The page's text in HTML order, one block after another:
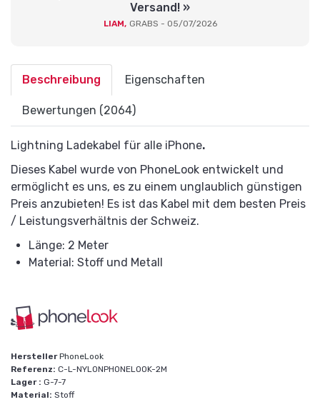
Versand! »
LIAM, GRABS - 05/07/2026
Beschreibung Eigenschaften
Bewertungen (2064)
Lightning Ladekabel für alle iPhone.
Dieses Kabel wurde von PhoneLook entwickelt und
ermöglicht es uns, es zu einem unglaublich günstigen
Preis anzubieten! Es ist das Kabel mit dem besten Preis
/ Leistungsverhältnis der Schweiz.
Länge: 2 Meter
Material: Stoff und Metall
Hersteller PhoneLook
Referenz: C-L-NYLONPHONELOOK-2M
Lager : G-7-7
Material: Stoff